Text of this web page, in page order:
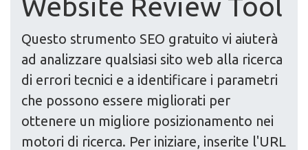
Website Review Tool
Questo strumento SEO gratuito vi aiuterà
ad analizzare qualsiasi sito web alla ricerca
di errori tecnici e a identificare i parametri
che possono essere migliorati per
ottenere un migliore posizionamento nei
motori di ricerca. Per iniziare, inserite l'URL